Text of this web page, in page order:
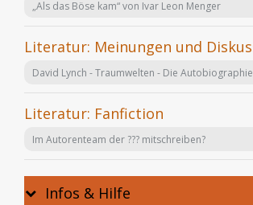
„Als das Böse kam“ von Ivar Leon Menger
David Lynch - Traumwelten - Die Autobiographie
Literatur: Fanfiction
Im Autorenteam der ??? mitschreiben?
Infos & Hilfe